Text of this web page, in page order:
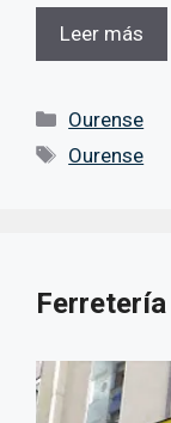
Leer más
Categorías
Ourense
Etiquetas
Ourense